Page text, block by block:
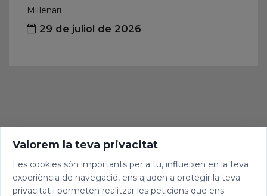
Mil·lenari
29 de juliol de 2026
Valorem la teva privacitat
Les cookies són importants per a tu, influeixen en la teva
experiència de navegació, ens ajuden a protegir la teva
privacitat i permeten realitzar les peticions que ens